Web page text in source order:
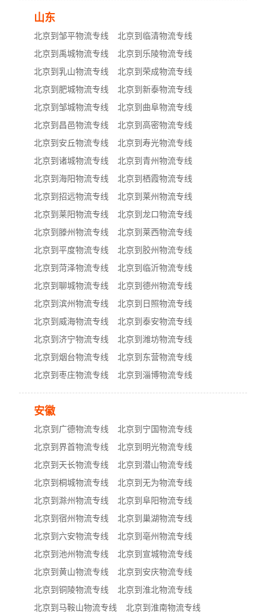
山东
北京到邹平物流专线
北京到临清物流专线
北京到禹城物流专线
北京到乐陵物流专线
北京到乳山物流专线
北京到荣成物流专线
北京到肥城物流专线
北京到新泰物流专线
北京到邹城物流专线
北京到曲阜物流专线
北京到昌邑物流专线
北京到高密物流专线
北京到安丘物流专线
北京到寿光物流专线
北京到诸城物流专线
北京到青州物流专线
北京到海阳物流专线
北京到栖霞物流专线
北京到招远物流专线
北京到莱州物流专线
北京到莱阳物流专线
北京到龙口物流专线
北京到滕州物流专线
北京到莱西物流专线
北京到平度物流专线
北京到胶州物流专线
北京到菏泽物流专线
北京到临沂物流专线
北京到聊城物流专线
北京到德州物流专线
北京到滨州物流专线
北京到日照物流专线
北京到威海物流专线
北京到泰安物流专线
北京到济宁物流专线
北京到潍坊物流专线
北京到烟台物流专线
北京到东营物流专线
北京到枣庄物流专线
北京到淄博物流专线
安徽
北京到广德物流专线
北京到宁国物流专线
北京到界首物流专线
北京到明光物流专线
北京到天长物流专线
北京到潜山物流专线
北京到桐城物流专线
北京到无为物流专线
北京到滁州物流专线
北京到阜阳物流专线
北京到宿州物流专线
北京到巢湖物流专线
北京到六安物流专线
北京到亳州物流专线
北京到池州物流专线
北京到宣城物流专线
北京到黄山物流专线
北京到安庆物流专线
北京到铜陵物流专线
北京到淮北物流专线
北京到马鞍山物流专线
北京到淮南物流专线